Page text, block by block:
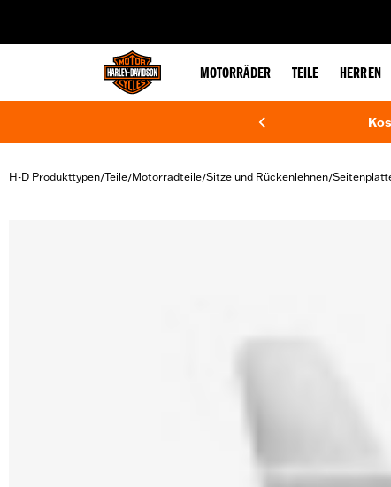
MOTORRÄDER TEILE HERREN
H-D Produkttypen/Teile/Motorradteile/Sitze und Rückenlehnen/